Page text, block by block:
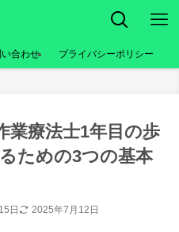
い合わせ プライバシーポリシー
業療法士1年目の歩
ための3つの基本
日 2025年7月12日